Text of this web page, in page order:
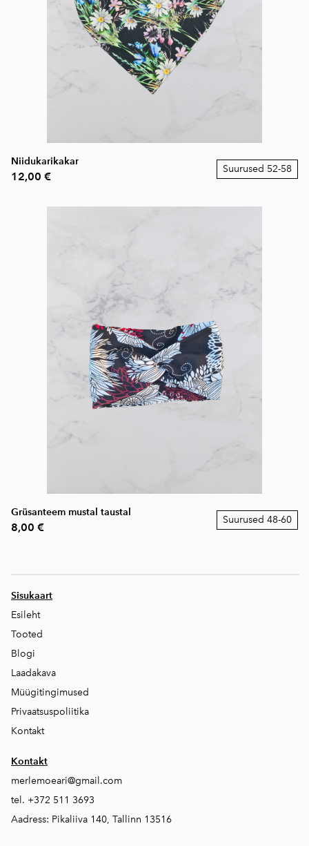
Niidukarikakar
12,00 €
Suurused 52-58
Grüsanteem mustal taustal
8,00 €
Suurused 48-60
Sisukaart
Esileht
Tooted
Blogi
Laadakava
Müügitingimused
Privaatsuspoliitika
Kontakt
Kontakt
merlemoeari@gmail.com
tel. +372 511 3693
Aadress: Pikaliiva 140, Tallinn 13516